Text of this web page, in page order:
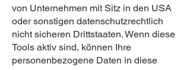
von Unternehmen mit Sitz in den USA
oder sonstigen datenschutzrechtlich
nicht sicheren Drittstaaten. Wenn diese
Tools aktiv sind, können Ihre
personenbezogene Daten in diese